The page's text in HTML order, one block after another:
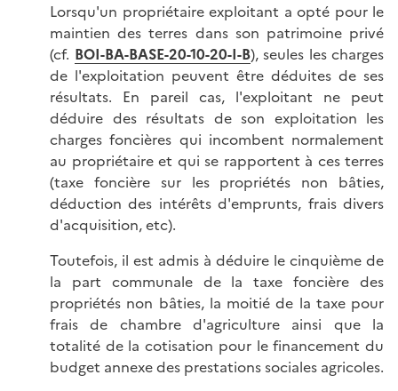
Lorsqu'un propriétaire exploitant a opté pour le
maintien des terres dans son patrimoine privé
(cf. BOI-BA-BASE-20-10-20-I-B), seules les charges
de l'exploitation peuvent être déduites de ses
résultats. En pareil cas, l'exploitant ne peut
déduire des résultats de son exploitation les
charges foncières qui incombent normalement
au propriétaire et qui se rapportent à ces terres
(taxe foncière sur les propriétés non bâties,
déduction des intérêts d'emprunts, frais divers
d'acquisition, etc).
Toutefois, il est admis à déduire le cinquième de
la part communale de la taxe foncière des
propriétés non bâties, la moitié de la taxe pour
frais de chambre d'agriculture ainsi que la
totalité de la cotisation pour le financement du
budget annexe des prestations sociales agricoles.